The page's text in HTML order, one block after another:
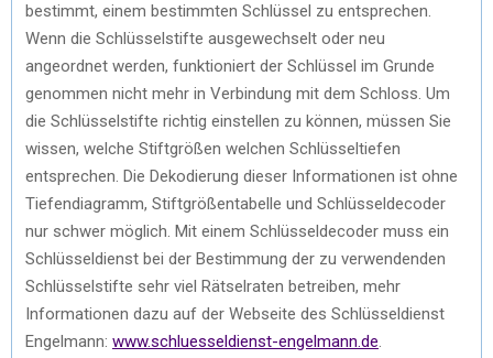
bestimmt, einem bestimmten Schlüssel zu entsprechen.
Wenn die Schlüsselstifte ausgewechselt oder neu
angeordnet werden, funktioniert der Schlüssel im Grunde
genommen nicht mehr in Verbindung mit dem Schloss. Um
die Schlüsselstifte richtig einstellen zu können, müssen Sie
wissen, welche Stiftgrößen welchen Schlüsseltiefen
entsprechen. Die Dekodierung dieser Informationen ist ohne
Tiefendiagramm, Stiftgrößentabelle und Schlüsseldecoder
nur schwer möglich. Mit einem Schlüsseldecoder muss ein
Schlüsseldienst bei der Bestimmung der zu verwendenden
Schlüsselstifte sehr viel Rätselraten betreiben, mehr
Informationen dazu auf der Webseite des Schlüsseldienst
Engelmann: www.schluesseldienst-engelmann.de.